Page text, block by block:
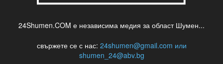
24Shumen.COM е независима медия за област Шумен...
свържете се с нас: 24shumen@gmail.com или
shumen_24@abv.bg